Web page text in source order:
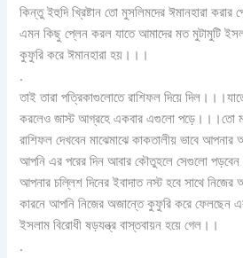
কিন্তু ইহুদি খ্রিষ্টান তো মুসলিমদের ঈমানহারা করার
এমন কিছু প্লেন করল যাতে আমাদের মত মুটামুটি
কুফুরি করে ঈমানহারা হয়।।।
.
তাই তারা পত্রিকাগুলোতে রাশিফল দিয়ে
করলেও জাস্ট আগ্রহে একবার এগুলো পড়ে।।।তো
রাশিফল দেখবেন মাঝেমাঝে কাকতালীয় ভাবে আপনার
আপনি এর পরের দিন আবার কৌতুহলে সেগুলো
আপনার চল্লিশ দিনের ইবাদাত নস্ট হবে সাথে নিজের
কারনে আপনি নিজের অজান্তে কুফুরি করে ফেলছেন
ইসলাম বিরোধী ষড়যন্ত্র বাস্তবায়ন হয়ে গেল।।
.